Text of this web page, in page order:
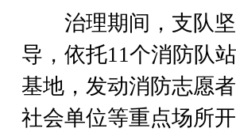
治理期间，支队坚
导，依托11个消防队
基地，发动消防志愿
社会单位等重点场所